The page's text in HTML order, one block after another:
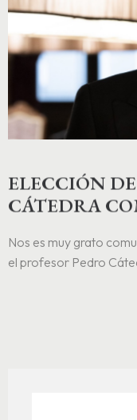
ELECCIÓN
CÁTEDRA
Nos es muy grato
el profesor Pedro